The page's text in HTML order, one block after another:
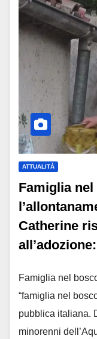
ATTUALITÀ
Famiglia
Catherine
Famiglia nel
“famiglia nel
pubblica italiana.
minorenni